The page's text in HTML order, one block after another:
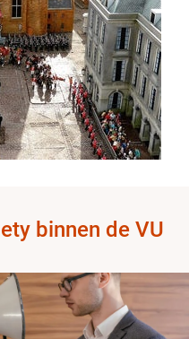
binnen de VU